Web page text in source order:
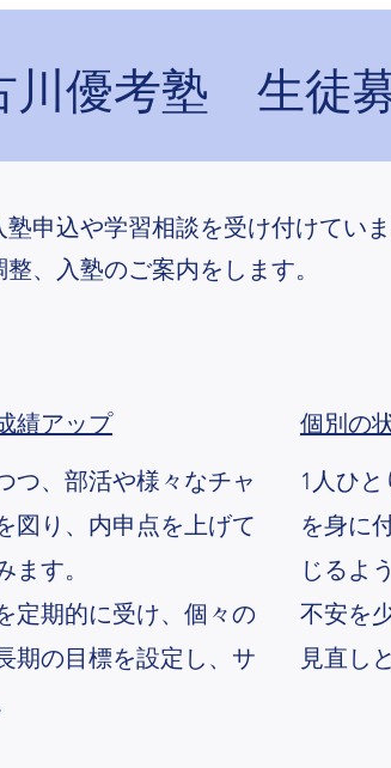
川優考塾 生徒
塾申込や学習相談を受け付けていま
、入塾のご案内をします。
績アップ
つ、部活や様々なチャ
図り、内申点を上げて
す。
定期的に受け、個々の
期の目標を設定し、サ
個別の
1人ひ
を身に
じるよ
不安を
見直し